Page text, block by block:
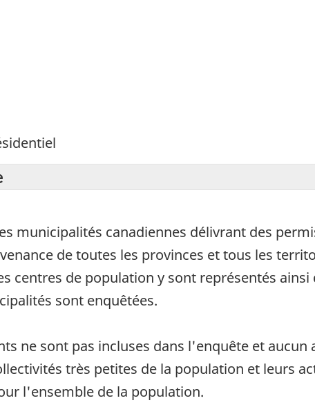
municipalités canadiennes délivrant des
de toutes les provinces et tous les
centres de population y sont représentés
sont enquêtées.
ne sont pas incluses dans l'enquête et
très petites de la population et leurs
l'ensemble de la population.